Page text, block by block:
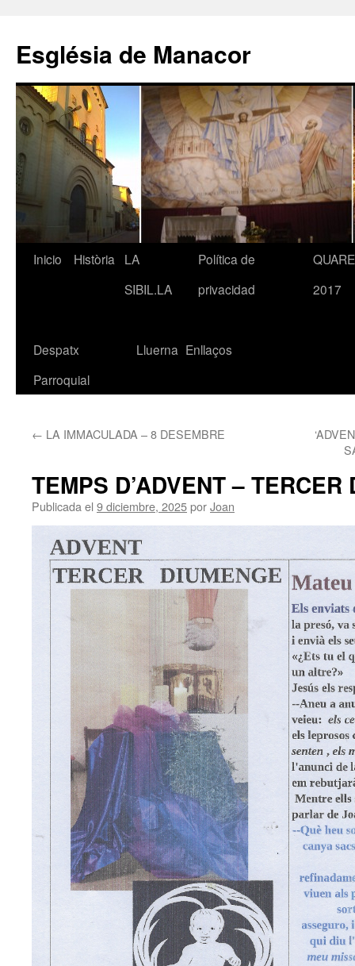
contenido
Església de Manacor
Inicio Història
LA
SIBIL.LA
Política de
privacidad
2017
Despatx
Parroquial
Lluerna Enllaços
← LA IMMACULADA – 8 DESEMBRE
TEMPS D’ADVENT – TERCER
Publicada el 9 diciembre, 2025porJoan